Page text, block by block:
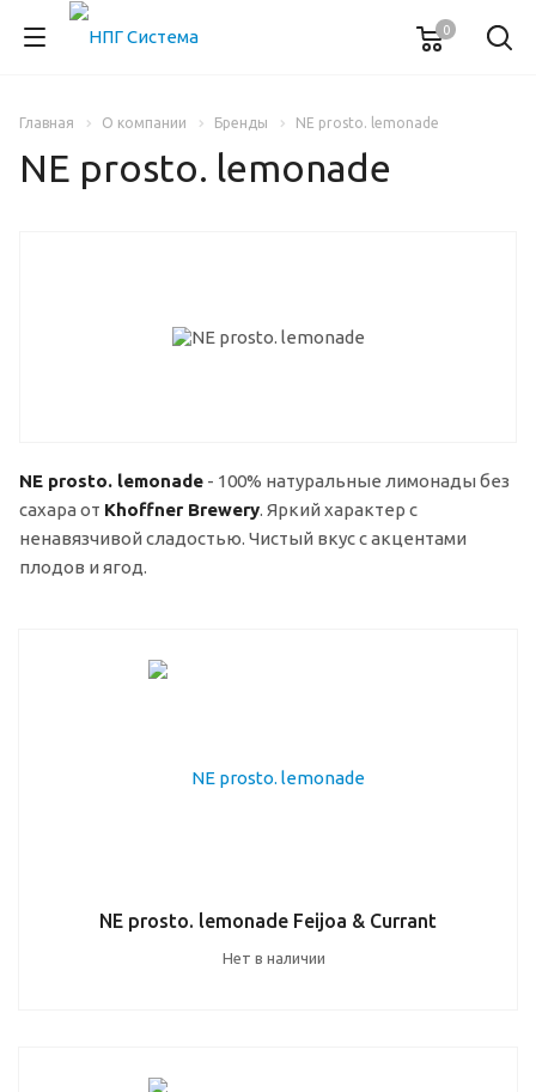
0
Главная О компании Бренды NE prosto. lemonade
NE prosto. lemonade
NE prosto. lemonade - 100% натуральные лимонады без
сахара от Khoffner Brewery. Яркий характер с
ненавязчивой сладостью. Чистый вкус с акцентами
плодов и ягод.
NE prosto. lemonade Feijoa & Currant
Нет в наличии